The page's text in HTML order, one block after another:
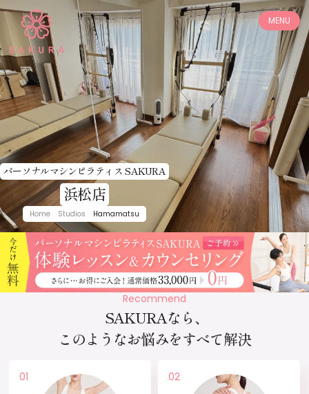
パーソナルマシンピラティス SAKURA
浜松店
Home Studios Hamamatsu
Recommend
SAKURAなら、
このようなお悩みをすべて解決
MENU
コンセプト
プログラム
店舗情報
体験レッスン
ご利用料金
お客様の声
よくあるご質問
採用情報
加盟店募集
お知らせ
コラム